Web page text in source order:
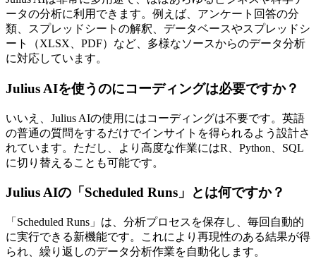
ータの分析に利用できます。例えば、アンケート回答の分
類、スプレッドシートの解釈、データベースやスプレッドシ
ート（XLSX、PDF）など、多様なソースからのデータ分析
に対応しています。
Julius AIを使うのにコーディングは必要ですか？
いいえ、Julius AIの使用にはコーディングは不要です。英語
の普通の質問をするだけでインサイトを得られるよう設計さ
れています。ただし、より高度な作業にはR、Python、SQL
に切り替えることも可能です。
Julius AIの「Scheduled Runs」とは何ですか？
「Scheduled Runs」は、分析プロセスを保存し、毎回自動的
に実行できる新機能です。これにより再現性のある結果が得
られ、繰り返しのデータ分析作業を自動化します。